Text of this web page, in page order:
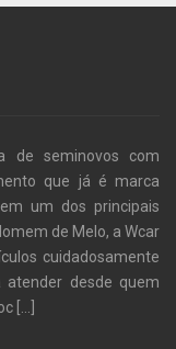
de seminovos com
que já é marca
um dos principais
de Melo, a Wcar
cuidadosamente
desde quem
[...]